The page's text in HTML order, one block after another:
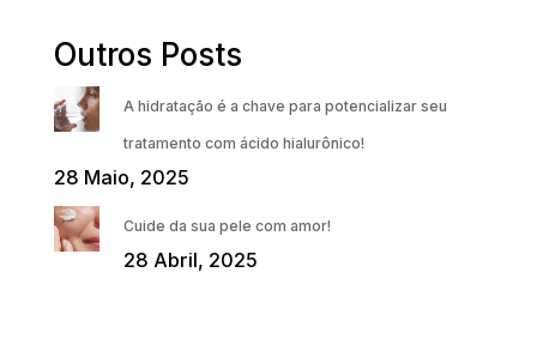
Outros Posts
A hidratação é a chave para potencializar seu
tratamento com ácido hialurônico!
28 Maio, 2025
Cuide da sua pele com amor!
28 Abril, 2025